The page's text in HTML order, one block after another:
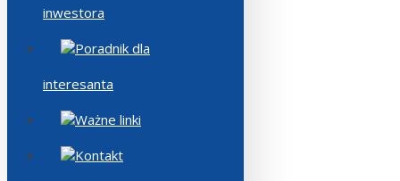
inwestora
Poradnik dla
interesanta
Ważne linki
Kontakt